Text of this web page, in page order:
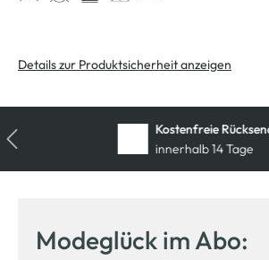
Details zur Produktsicherheit anzeigen
Kostenfreie
innerhalb 14 Tage
Modeglück im Abo: